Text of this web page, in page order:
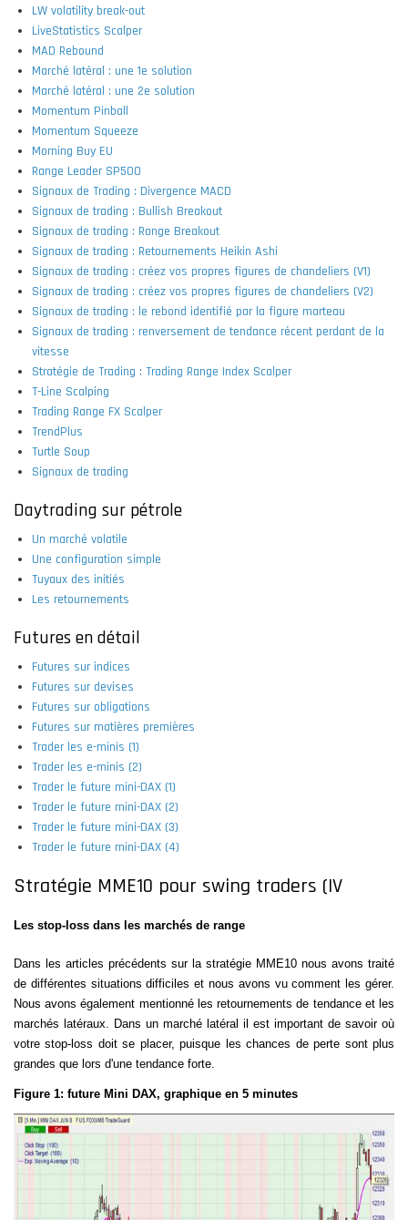
LW volatility break-out
LiveStatistics Scalper
MAD Rebound
Marché latéral : une 1e solution
Marché latéral : une 2e solution
Momentum Pinball
Momentum Squeeze
Morning Buy EU
Range Leader SP500
Signaux de Trading : Divergence MACD
Signaux de trading : Bullish Breakout
Signaux de trading : Range Breakout
Signaux de trading : Retournements Heikin Ashi
Signaux de trading : créez vos propres figures de chandeliers (V1)
Signaux de trading : créez vos propres figures de chandeliers (V2)
Signaux de trading : le rebond identifié par la figure marteau
Signaux de trading : renversement de tendance récent perdant de la
vitesse
Stratégie de Trading : Trading Range Index Scalper
T-Line Scalping
Trading Range FX Scalper
TrendPlus
Turtle Soup
Signaux de trading
Daytrading sur pétrole
Un marché volatile
Une configuration simple
Tuyaux des initiés
Les retournements
Futures en détail
Futures sur indices
Futures sur devises
Futures sur obligations
Futures sur matières premières
Trader les e-minis (1)
Trader les e-minis (2)
Trader le future mini-DAX (1)
Trader le future mini-DAX (2)
Trader le future mini-DAX (3)
Trader le future mini-DAX (4)
Stratégie MME10 pour swing traders (IV
Les stop-loss dans les marchés de range
Dans les articles précédents sur la stratégie MME10 nous avons traité
de différentes situations difficiles et nous avons vu comment les gérer.
Nous avons également mentionné les retournements de tendance et les
marchés latéraux. Dans un marché latéral il est important de savoir où
votre stop-loss doit se placer, puisque les chances de perte sont plus
grandes que lors d'une tendance forte.
Figure 1: future Mini DAX, graphique en 5 minutes